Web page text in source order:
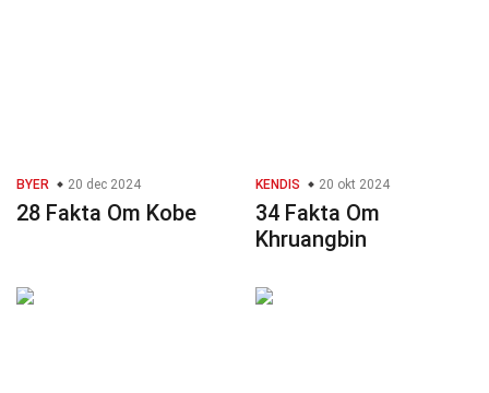
BYER 20 dec 2024
28 Fakta Om Kobe
KENDIS 20 okt 2024
34 Fakta Om
Khruangbin